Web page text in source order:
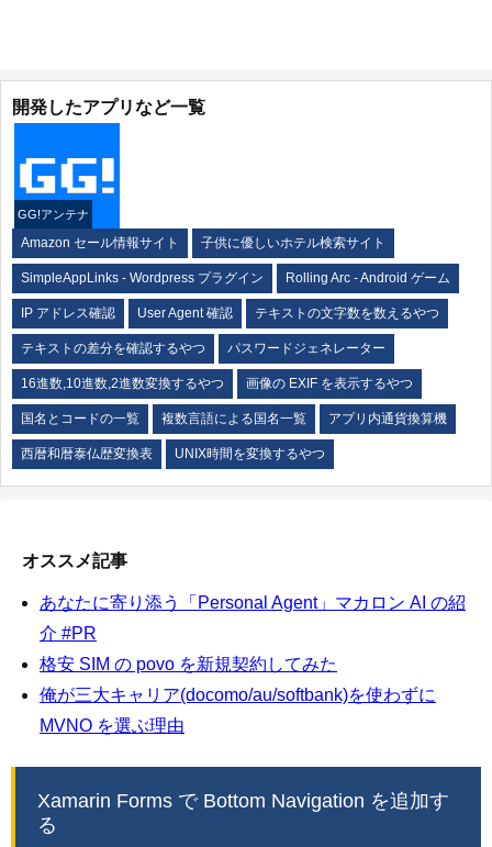
開発したアプリなど一覧
GG!アンテナ
Amazon セール情報サイト 子供に優しいホテル検索サイト
SimpleAppLinks - Wordpress プラグイン Rolling Arc - Android ゲーム
IP アドレス確認 User Agent 確認 テキストの文字数を数えるやつ
テキストの差分を確認するやつ パスワードジェネレーター
16進数,10進数,2進数変換するやつ 画像の EXIF を表示するやつ
国名とコードの一覧 複数言語による国名一覧 アプリ内通貨換算機
西暦和暦泰仏歴変換表 UNIX時間を変換するやつ
オススメ記事
あなたに寄り添う「Personal Agent」マカロン AI の紹
介 #PR
格安 SIM の povo を新規契約してみた
俺が三大キャリア(docomo/au/softbank)を使わずに
MVNO を選ぶ理由
Xamarin Forms で Bottom Navigation を追加す
る